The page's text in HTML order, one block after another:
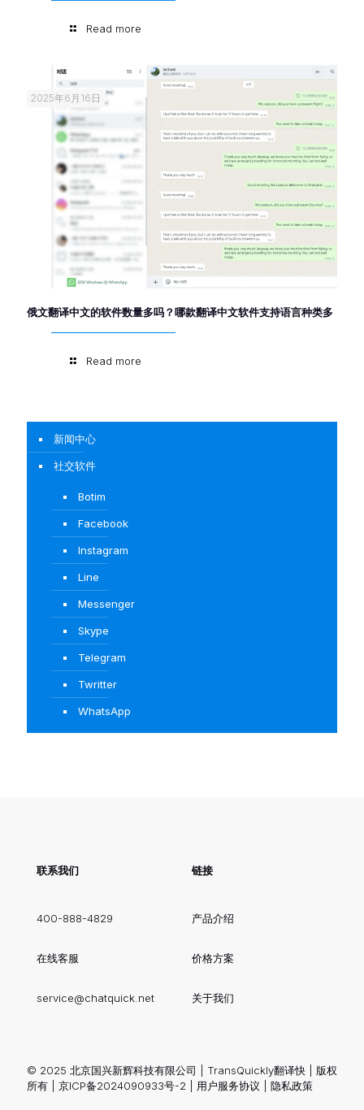
Read more
2025年6月16日
俄文翻译中文的软件数量多吗？哪款翻译中文软件支持语言种类多
Read more
新闻中心
社交软件
Botim
Facebook
Instagram
Line
Messenger
Skype
Telegram
Twritter
WhatsApp
联系我们
400-888-4829
在线客服
service@chatquick.net
链接
产品介绍
价格方案
关于我们
© 2025 北京国兴新辉科技有限公司 | TransQuickly翻译快 | 版权
所有 | 京ICP备2024090933号-2 用户服务协议 隐私政策